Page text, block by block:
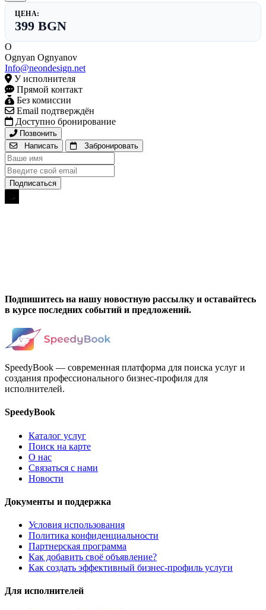
ЦЕНА:
399 BGN
O
Ognyan Ognyanov
Info@neondesign.net
У исполнителя
Прямой контакт
Без комиссии
Email подтверждён
Доступно бронирование
Позвонить
Написать
Забронировать
Подпишитесь на нашу новостную рассылку и оставайтесь
в курсе последних событий и предложений.
SpeedyBook — современная платформа для поиска услуг и
создания профессионального бизнес-профиля для
исполнителей.
SpeedyBook
Каталог услуг
Поиск на карте
О нас
Связаться с нами
Новости
Документы и поддержка
Условия использования
Политика конфиденциальности
Партнерская программа
Как добавить своё объявление?
Как создать эффективный бизнес-профиль услуги
Для исполнителей